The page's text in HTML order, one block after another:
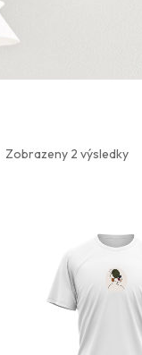
Zobrazeny 2 výsledky